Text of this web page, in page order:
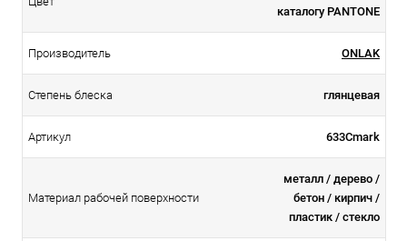
каталогу PANTONE
Производитель ONLAK
Степень блеска глянцевая
Артикул 633Cmark
Материал рабочей поверхности
металл / дерево /
бетон / кирпич /
пластик / стекло